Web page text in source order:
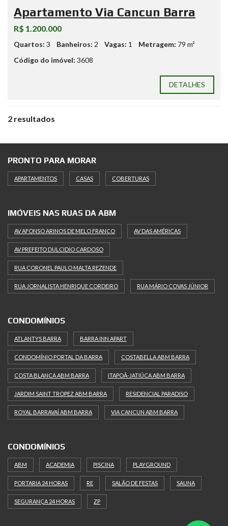
Apartamento Via Cancun Barra
R$ 1.200.000
Quartos: 3 Banheiros: 2 Vagas: 1 Metragem: 79 m²
Código do imóvel: 3608
DETALHES
2 resultados
PRONTO PARA MORAR
APARTAMENTOS CASAS COBERTURAS
IMÓVEIS NAS RUAS DA ABM
AV AFONSO ARINOS DE MELO FRANCO AV DAS AMÉRICAS
AV PREFEITO DULCIDIO CARDOSO
RUA CORONEL PAULO MALTA REZENDE
RUA JORNALISTA HENRIQUE CORDEIRO RUA MÁRIO COVAS JÚNIOR
CONDOMÍNIOS
ATLANTYS BARRA BARRA INN APART
CONDOMÍNIO PORTAL DA BARRA COSTABELLA ABM BARRA
COSTA BLANCA ABM BARRA ITAPOÃ-JATIÚCA ABM BARRA
JARDIM SAINT TROPEZ ABM BARRA RESIDENCIAL PARADISO
ROYAL BARRAVAÍ ABM BARRA VIA CANCUN ABM BARRA
CONDOMÍNIOS
ABM ACADEMIA PISCINA PLAYGROUND
PORTARIA 24 HORAS RE SALÃO DE FESTAS SAUNA
SEGURANÇA 24 HORAS ZP